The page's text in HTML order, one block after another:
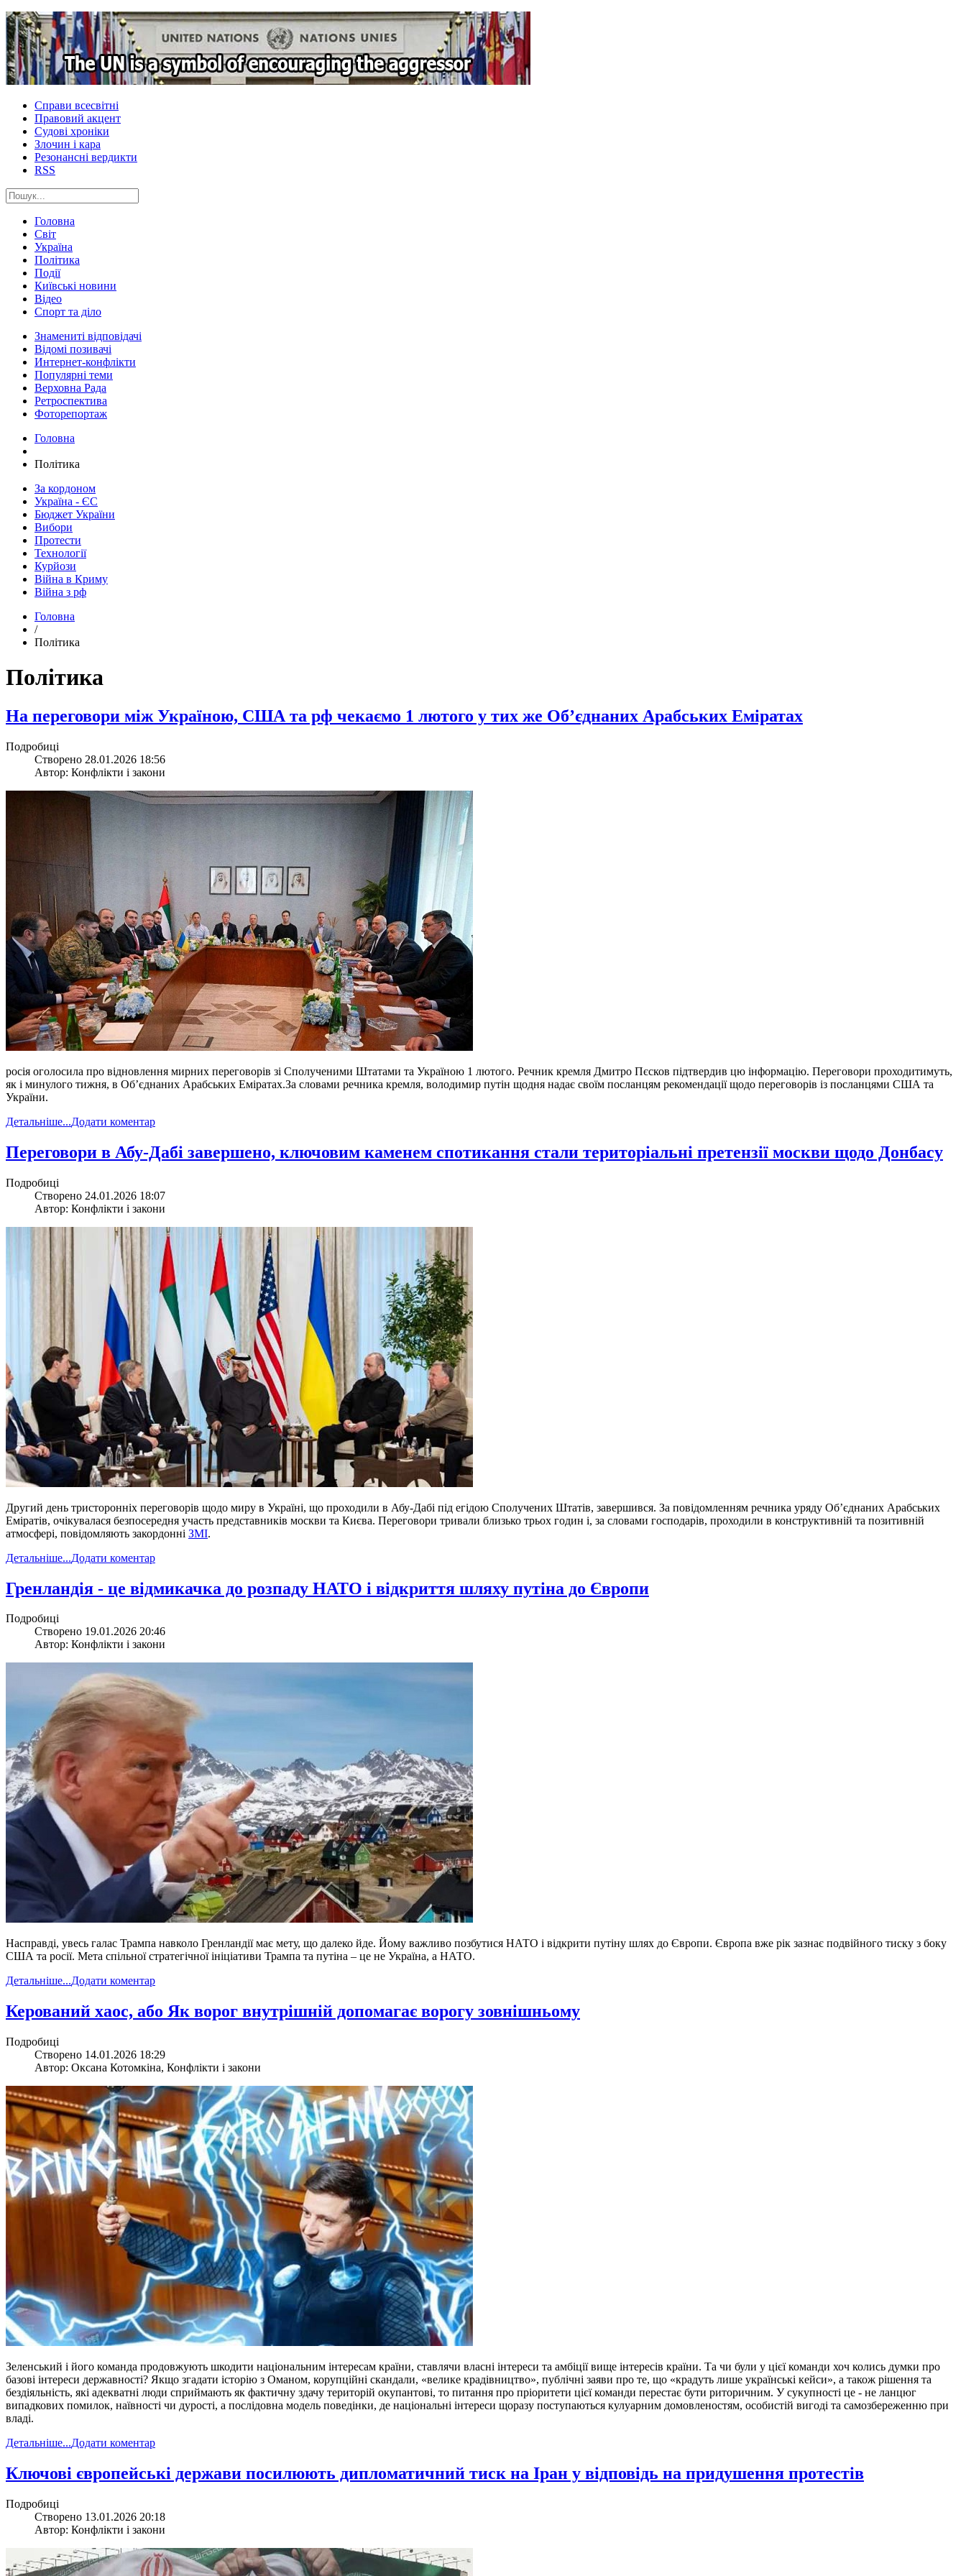
Справи всесвітні
Правовий акцент
Судові хроніки
Злочин і кара
Резонансні вердикти
RSS
Головна
Світ
Україна
Політика
Події
Київські новини
Відео
Спорт та діло
Знамениті відповідачі
Відомі позивачі
Интернет-конфлікти
Популярні теми
Верховна Рада
Ретроспектива
Фоторепортаж
Головна
Політика
За кордоном
Україна - ЄС
Бюджет України
Вибори
Протести
Технології
Курйози
Війна в Криму
Війна з рф
Головна
/
Політика
Політика
На переговори між Україною, США та рф чекаємо 1 лютого у тих же Об’єднаних Арабських Еміратах
Подробиці
Створено 28.01.2026 18:56
Автор: Конфлікти і закони
росія оголосила про відновлення мирних переговорів зі Сполученими Штатами та Україною 1 лютого. Речник кремля Дмитро Пєсков підтвердив цю інформацію. Переговори проходитимуть,
як і минулого тижня, в Об’єднаних Арабських Еміратах.За словами речника кремля, володимир путін щодня надає своїм посланцям рекомендації щодо переговорів із посланцями США та
України.
Детальніше...Додати коментар
​Переговори в Абу-Дабі завершено, ключовим каменем спотикання стали територіальні претензії москви щодо Донбасу
Подробиці
Створено 24.01.2026 18:07
Автор: Конфлікти і закони
Другий день тристоронніх переговорів щодо миру в Україні, що проходили в Абу-Дабі під егідою Сполучених Штатів, завершився. За повідомленням речника уряду Об’єднаних Арабських
Еміратів, очікувалася безпосередня участь представників москви та Києва. Переговори тривали близько трьох годин і, за словами господарів, проходили в конструктивній та позитивній
атмосфері, повідомляють закордонні ЗМІ.
Детальніше...Додати коментар
​Гренландія - це відмикачка до розпаду НАТО і відкриття шляху путіна до Європи
Подробиці
Створено 19.01.2026 20:46
Автор: Конфлікти і закони
Насправді, увесь галас Трампа навколо Гренландії має мету, що далеко йде. Йому важливо позбутися НАТО і відкрити путіну шлях до Європи. Європа вже рік зазнає подвійного тиску з боку
США та росії. Мета спільної стратегічної ініціативи Трампа та путіна – це не Україна, а НАТО.
Детальніше...Додати коментар
​Керований хаос, або Як ворог внутрішній допомагає ворогу зовнішньому
Подробиці
Створено 14.01.2026 18:29
Автор: Оксана Котомкіна, Конфлікти і закони
Зеленський і його команда продовжують шкодити національним інтересам країни, ставлячи власні інтереси та амбіції вище інтересів країни. Та чи були у цієї команди хоч колись думки про
базові інтереси державності? Якщо згадати історію з Оманом, корупційні скандали, «велике крадівництво», публічні заяви про те, що «крадуть лише українські кейси», а також рішення та
бездіяльність, які адекватні люди сприймають як фактичну здачу територій окупантові, то питання про пріоритети цієї команди перестає бути риторичним. У сукупності це - не ланцюг
випадкових помилок, наївності чи дурості, а послідовна модель поведінки, де національні інтереси щоразу поступаються кулуарним домовленостям, особистій вигоді та самозбереженню при
владі.
Детальніше...Додати коментар
​Ключові європейські держави посилюють дипломатичний тиск на Іран у відповідь на придушення протестів
Подробиці
Створено 13.01.2026 20:18
Автор: Конфлікти і закони